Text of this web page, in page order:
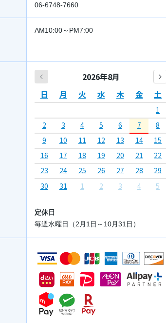
06-6748-7660
AM10:00～PM7:00
2026年8月
日
月 火 水 木 金 土
1
2
3 4 5 6 7
8
9
10 11 12 13 14
15
16
17 18 19 20 21
22
23
24 25 26 27 28
29
30
31 1 2 3 4 5
定休日
毎週水曜日（2月1日～10月31日）